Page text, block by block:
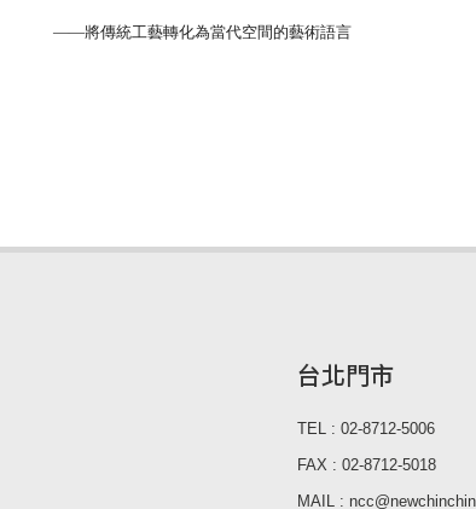
——將傳統工藝轉化為當代空間的藝術語言
台北門市
TEL : 02-8712-5006
FAX : 02-8712-5018
MAIL :